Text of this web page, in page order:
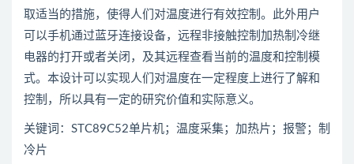
取适当的措施，使得人们对温度进行有效控制。此外用户
可以手机通过蓝牙连接设备，远程非接触控制加热制冷继
电器的打开或者关闭，及其远程查看当前的温度和控制模
式。本设计可以实现人们对温度在一定程度上进行了解和
控制，所以具有一定的研究价值和实际意义。
关键词：STC89C52单片机；温度采集；加热片；报警；制
冷片